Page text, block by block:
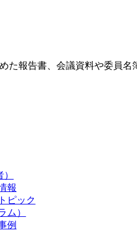
た報告書、会議資料や委員名
報
ピック
ム）
例